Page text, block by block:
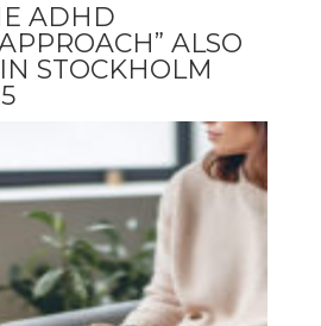
ADHD
ALSO
STOCKHOLM